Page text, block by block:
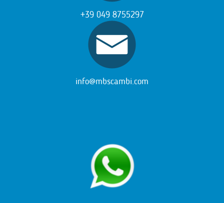
+39 049 8755297
info@mbscambi.com